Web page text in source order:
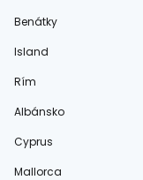
Benátky
Island
Rím
Albánsko
Cyprus
Mallorca